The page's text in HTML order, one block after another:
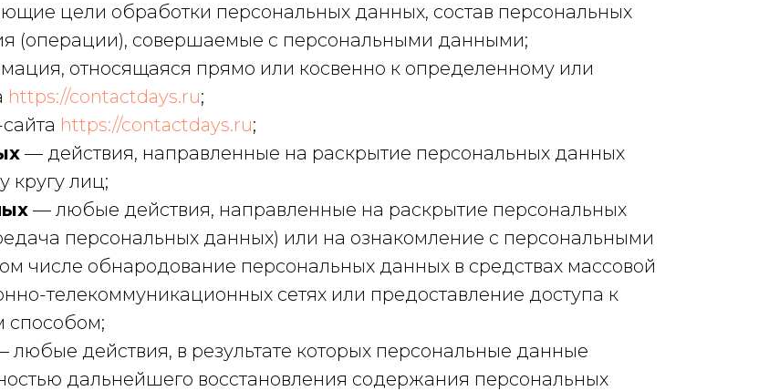
цели обработки персональных данных, состав персональных
(операции), совершаемые с персональными данными;
относящаяся прямо или косвенно к определенному или
https://contactdays.ru;
https://contactdays.ru;
— действия, направленные на раскрытие персональных данных
кругу лиц;
— любые действия, направленные на раскрытие персональных
персональных данных) или на ознакомление с персональными
числе обнародование персональных данных в средствах массовой
телекоммуникационных сетях или предоставление доступа к
любые действия, в результате которых персональные данные
дальнейшего восстановления содержания персональных